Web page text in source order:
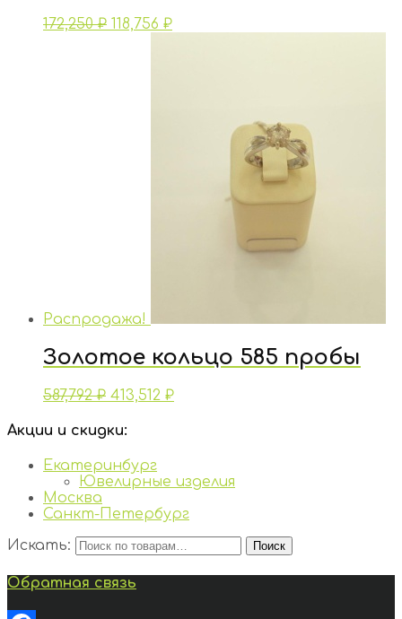
172,250₽ 118,756 ₽
Распродажа!
Золотое кольцо 585 пробы
587,792₽ 413,512 ₽
Акции и скидки:
Екатеринбург
Ювелирные изделия
Москва
Санкт-Петербург
Искать:
Поиск
Обратная связь